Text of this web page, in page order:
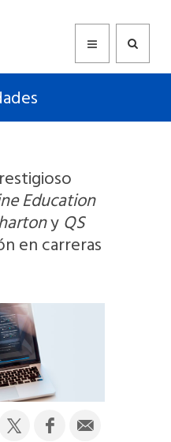
Education
y QS
en carreras